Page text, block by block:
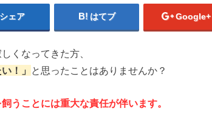
シェア はてブ Google+
くなってきた方、
！」
と思ったことはありませんか？
うことには重大な責任が伴います。